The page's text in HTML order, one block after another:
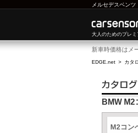
メルセデスベンツ
大人のためのプレ
新車時価格はメ
EDGE.net > カタ
BMW M2
M2コン